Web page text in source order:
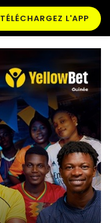
TÉLÉCHARGEZ L'APP